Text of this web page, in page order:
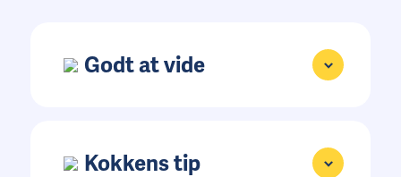
Godt at vide
Kokkens tip